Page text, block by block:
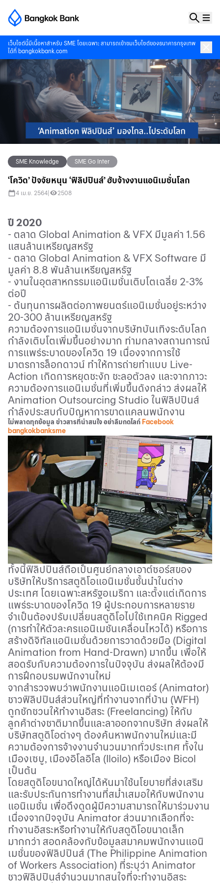
เว็บไซต์นี้มีเนื้อหาสำหรับ SME โดยเฉพาะ สามารถเข้าชมเว็บไซต์ของธนาคารกรุงเทพ
ได้ที่ bangkokbank.com
SME Knowledge SME Go Inter
‘โควิด’ ปัจจัยหนุน ‘ฟิลิปปินส์’ ฮับจ้างงานแอนิเมชั่นโลก
4 เม.ย. 2564 2508
ปี 2020
- ตลาด Global Animation & VFX มีมูลค่า 1.56
แสนล้านเหรียญสหรัฐ
- ตลาด Global Animation & VFX Software มี
มูลค่า 8.8 พันล้านเหรียญสหรัฐ
- งานในอุตสาหกรรมแอนิเมชั่นเติบโตเฉลี่ย 2-3%
ต่อปี
- ต้นทุนการผลิตต่อภาพยนตร์แอนิเมชั่นอยู่ระหว่าง
20-300 ล้านเหรียญสหรัฐ
ความต้องการแอนิเมชั่นจากบริษัทบันเทิงระดับโลก
กำลังเติบโตเพิ่มขึ้นอย่างมาก ท่ามกลางสถานการณ์
การแพร่ระบาดของโควิด 19 เนื่องจากการใช้
มาตรการล็อกดาวน์ ทำให้การถ่ายทำแบบ Live-
Action เกิดการหยุดชะงัก ชะลอตัวลง และจากภาวะ
ความต้องการแอนิเมชั่นที่เพิ่มขึ้นดังกล่าว ส่งผลให้
Animation Outsourcing Studio ในฟิลิปปินส์
กำลังประสบกับปัญหาการขาดแคลนพนักงาน
ไม่พลาดทุกข้อมูล ข่าวสารที่น่าสนใจ อย่าลืมกดไลก์ Facebook
bangkokbanksme
ทั้งนี้ฟิลิปปินส์ถือเป็นศูนย์กลางเอาต์ซอร์สของ
บริษัทให้บริการสตูดิโอแอนิเมชั่นชั้นนำในต่าง
ประเทศ โดยเฉพาะสหรัฐอเมริกา และตั้งแต่เกิดการ
แพร่ระบาดของโควิด 19 ผู้ประกอบการหลายราย
จำเป็นต้องปรับเปลี่ยนสตูดิโอไปใช้เทคนิค Rigged
(การทำให้ตัวละครแอนิเมชันเคลื่อนไหวได้) หรือการ
สร้างดิจิทัลแอนิเมชั่นด้วยการวาดด้วยมือ (Digital
Animation from Hand-Drawn) มากขึ้น เพื่อให้
สอดรับกับความต้องการในปัจจุบัน ส่งผลให้ต้องมี
การฝึกอบรมพนักงานใหม
จากสำรวจพบว่าพนักงานแอนิเมเตอร์ (Animator)
ชาวฟิลิปปินส์ส่วนใหญ่ที่ทำงานจากที่บ้าน (WFH)
ถูกชักชวนให้ทำงานอิสระ (Freelancing) ให้กับ
ลูกค้าต่างชาติมากขึ้นและลาออกจากบริษัท ส่งผลให้
บริษัทสตูดิโอต่างๆ ต้องค้นหาพนักงานใหม่และมี
ความต้องการจ้างงานจำนวนมากทั่วประเทศ ทั้งใน
เมืองเซบู, เมืองอิโลอิโล (Iloilo) หรือเมือง Bicol
เป็นต้น
โดยสตูดิโอขนาดใหญ่ได้หันมาใช้นโยบายที่ส่งเสริม
และรับประกันการทำงานที่สม่ำเสมอให้กับพนักงาน
แอนิเมชั่น เพื่อดึงดูดผู้มีความสามารถให้มาร่วมงาน
เนื่องจากปัจจุบัน Animator ส่วนมากเลือกที่จะ
ทำงานอิสระหรือทำงานให้กับสตูดิโอขนาดเล็ก
มากกว่า สอดคล้องกับข้อมูลสมาคมพนักงานแอนิ
เมชั่นของฟิลิปปินส์ (The Philippine Animation
of Workers Association) ที่ระบุว่า Animator
ชาวฟิลิปปินส์จำนวนมากสนใจที่จะทำงานอิสระ